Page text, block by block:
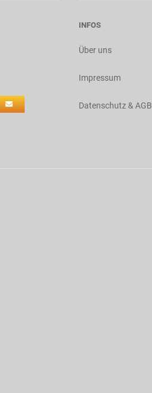
INFOS
Über uns
Impressum
Datenschutz & AGB